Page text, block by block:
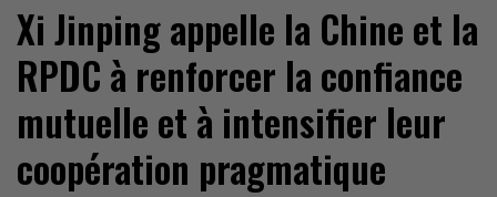
Xi Jinping appelle la Chine et la
RPDC à renforcer la confiance
mutuelle et à intensifier leur
coopération pragmatique